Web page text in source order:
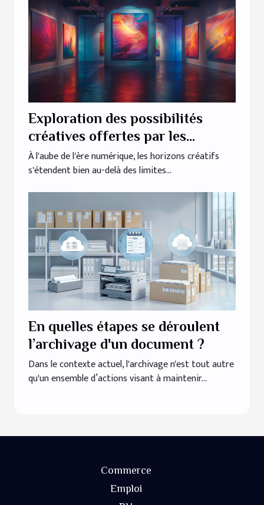
Exploration des possibilités
créatives offertes par les
générateurs d'images IA
À l'aube de l'ère numérique, les horizons créatifs
s'étendent bien au-delà des limites...
En quelles étapes se déroulent
l’archivage d'un document ?
Dans le contexte actuel, l'archivage n'est tout autre
qu'un ensemble d’actions visant à maintenir...
Commerce
Emploi